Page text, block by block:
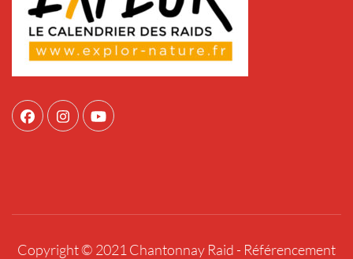
Copyright © 2021 Chantonnay Raid - Référencement